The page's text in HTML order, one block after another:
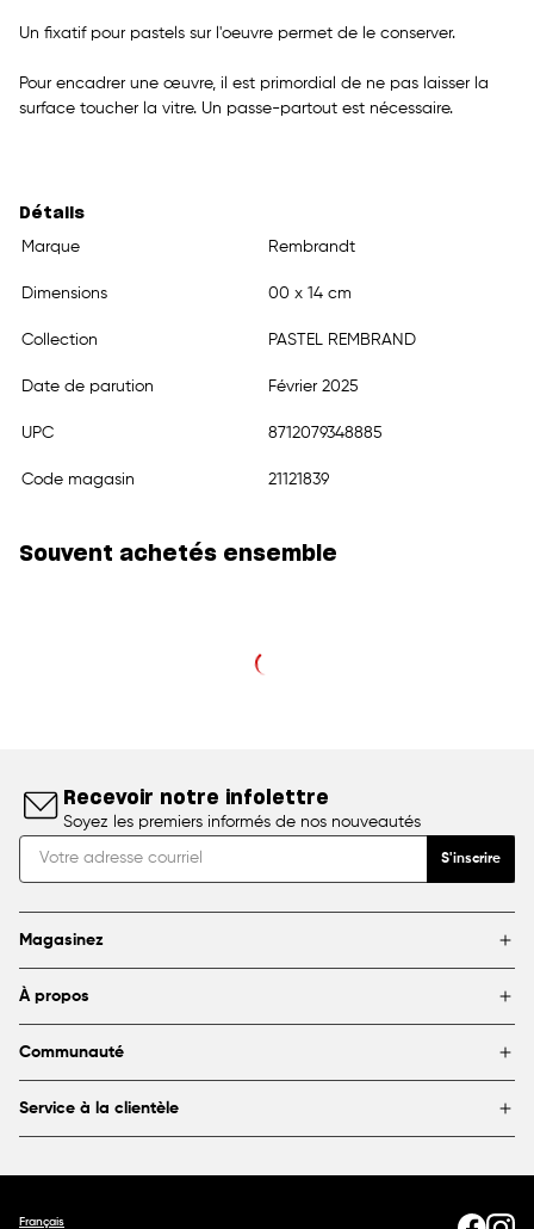
Un fixatif pour pastels sur l'oeuvre permet de le conserver.
Pour encadrer une œuvre, il est primordial de ne pas laisser la
surface toucher la vitre. Un passe-partout est nécessaire.
Détails
Marque
Rembrandt
Dimensions 00 x 14 cm
Collection PASTEL REMBRAND
Date de parution Février 2025
UPC 8712079348885
Code magasin 21121839
Souvent achetés ensemble
Recevoir notre infolettre
Soyez les premiers informés de nos nouveautés
S'inscrire
Magasinez
Marques
Blogue
À propos
Magasins
Partenariats et commandites
Communauté
FAQ
Service à la clientèle
Français